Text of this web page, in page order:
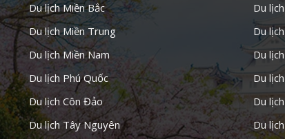
Du lịch Miền Bắc
Du lịch Miền Trung
Du lịch Miền Nam
Du lịch Phú Quốc
Du lịch Côn Đảo
Du lịch Tây Nguyên
Du
Du
Du
Du
Du
Du